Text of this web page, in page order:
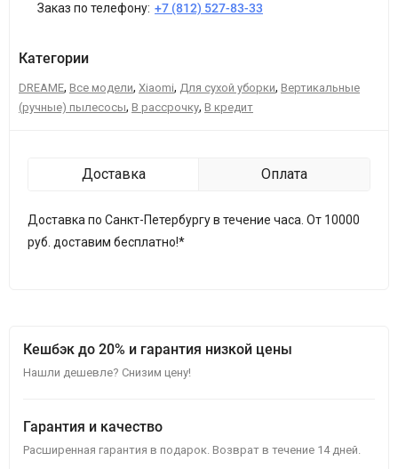
Заказ по телефону: +7 (812) 527-83-33
Категории
DREAME, Все модели, Xiaomi, Для сухой уборки, Вертикальные
(ручные) пылесосы, В рассрочку, В кредит
Доставка Оплата
Доставка по Санкт-Петербургу в течение часа. От 10000
руб. доставим бесплатно!*
Кешбэк до 20% и гарантия низкой цены
Нашли дешевле? Снизим цену!
Гарантия и качество
Расширенная гарантия в подарок. Возврат в течение 14 дней.